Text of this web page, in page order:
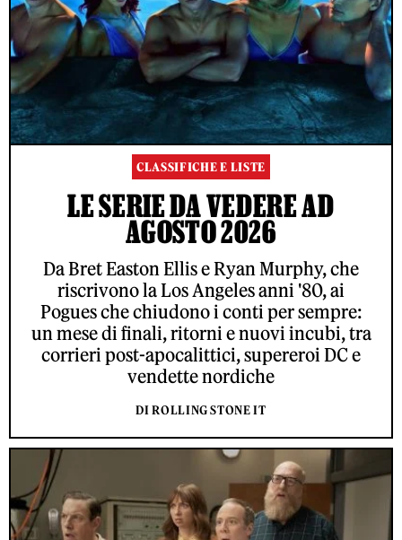
CLASSIFICHE E LISTE
LE SERIE DA VEDERE AD
AGOSTO 2026
Da Bret Easton Ellis e Ryan Murphy, che
riscrivono la Los Angeles anni '80, ai
Pogues che chiudono i conti per sempre:
un mese di finali, ritorni e nuovi incubi, tra
corrieri post-apocalittici, supereroi DC e
vendette nordiche
DI ROLLING STONE IT